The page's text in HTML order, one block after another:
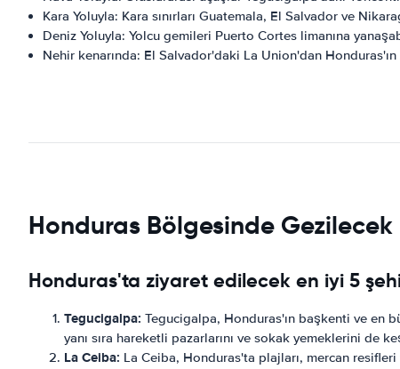
Kara Yoluyla: Kara sınırları Guatemala, El Salvador ve
Deniz Yoluyla: Yolcu gemileri Puerto Cortes limanına
Nehir kenarında: El Salvador'daki La Union'dan
Honduras Bölgesinde
Honduras'ta ziyaret edilecek en iyi 5
Tegucigalpa: Tegucigalpa, Honduras'ın başkenti ve en
yanı sıra hareketli pazarlarını ve sokak yemeklerini de
La Ceiba: La Ceiba, Honduras'ta plajları, mercan